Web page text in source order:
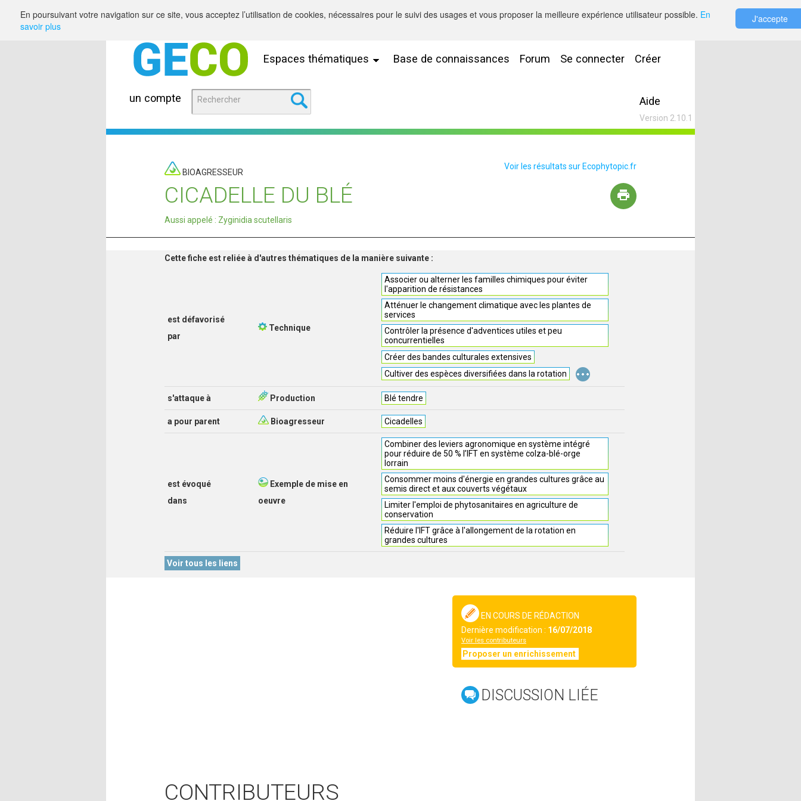
Espaces thématiques Base de connaissances Forum Se connecter Créer
un compte Aide
Version 2.10.1
BIOAGRESSEUR
Voir les résultats sur Ecophytopic.fr
CICADELLE DU BLÉ
Aussi appelé : Zyginidia scutellaris
Cette fiche est reliée à d'autres thématiques de la manière suivante :
est défavorisé
par
Technique
Associer ou alterner les familles chimiques pour éviter
l'apparition de résistances
Atténuer le changement climatique avec les plantes de
services
Contrôler la présence d'adventices utiles et peu
concurrentielles
Créer des bandes culturales extensives
Cultiver des espèces diversifiées dans la rotation
...
s'attaque à Production Blé tendre
a pour parent Bioagresseur Cicadelles
est évoqué
dans
Exemple de mise en
oeuvre
Combiner des leviers agronomique en système intégré
pour réduire de 50 % l’IFT en système colza-blé-orge
lorrain
Consommer moins d'énergie en grandes cultures grâce au
semis direct et aux couverts végétaux
Limiter l'emploi de phytosanitaires en agriculture de
conservation
Réduire l'IFT grâce à l'allongement de la rotation en
grandes cultures
Voir tous les liens
EN COURS DE RÉDACTION
Dernière modification : 16/07/2018
Voir les contributeurs
Proposer un enrichissement
DISCUSSION LIÉE
CONTRIBUTEURS
En poursuivant votre navigation sur ce site, vous acceptez l’utilisation de cookies, nécessaires pour le suivi des usages et vous proposer la meilleure expérience utilisateur possible. En
savoir plus
J'accepte